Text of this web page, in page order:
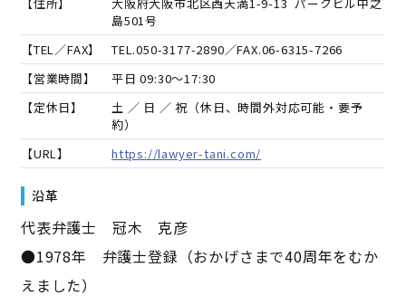
島501号
【TEL／FAX】
TEL.050-3177-2890／FAX.06-6315-7266
【営業時間】
平日 09:30～17:30
【定休日】
土 ／ 日 ／ 祝（休日、時間外対応可能・要予
約）
【URL】
https://lawyer-tani.com/
沿革
代表弁護士 冠木 克彦
●1978年 弁護士登録（おかげさまで40周年をむか
えました）